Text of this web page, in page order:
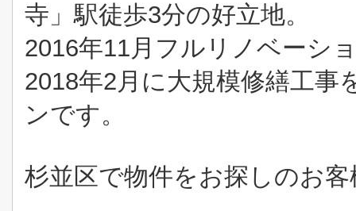
寺」駅徒歩3分の好立地。
2016年11月フルリノベーシ
2018年2月に大規模修繕工事
ンです。
杉並区で物件をお探しのお